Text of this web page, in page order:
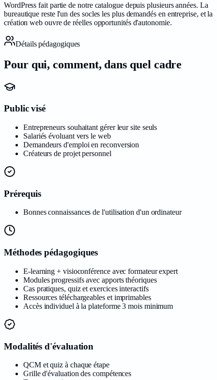
WordPress fait partie de notre catalogue depuis plusieurs années. La
bureautique reste l'un des socles les plus demandés en entreprise, et la
création web ouvre de réelles opportunités d'autonomie.
Détails pédagogiques
Pour qui, comment, dans quel cadre
Public visé
Entrepreneurs souhaitant gérer leur site seuls
Salariés évoluant vers le web
Demandeurs d'emploi en reconversion
Créateurs de projet personnel
Prérequis
Bonnes connaissances de l'utilisation d'un ordinateur
Méthodes pédagogiques
E-learning + visioconférence avec formateur expert
Modules progressifs avec apports théoriques
Cas pratiques, quiz et exercices interactifs
Ressources téléchargeables et imprimables
Accès individuel à la plateforme 3 mois minimum
Modalités d'évaluation
QCM et quiz à chaque étape
Grille d'évaluation des compétences